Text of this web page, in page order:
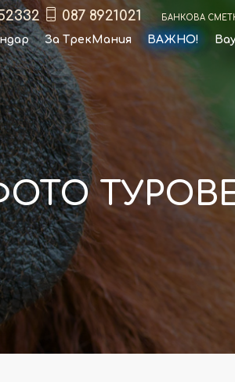
087 8921021 Банкова
За ТрекМания ВАЖНО!